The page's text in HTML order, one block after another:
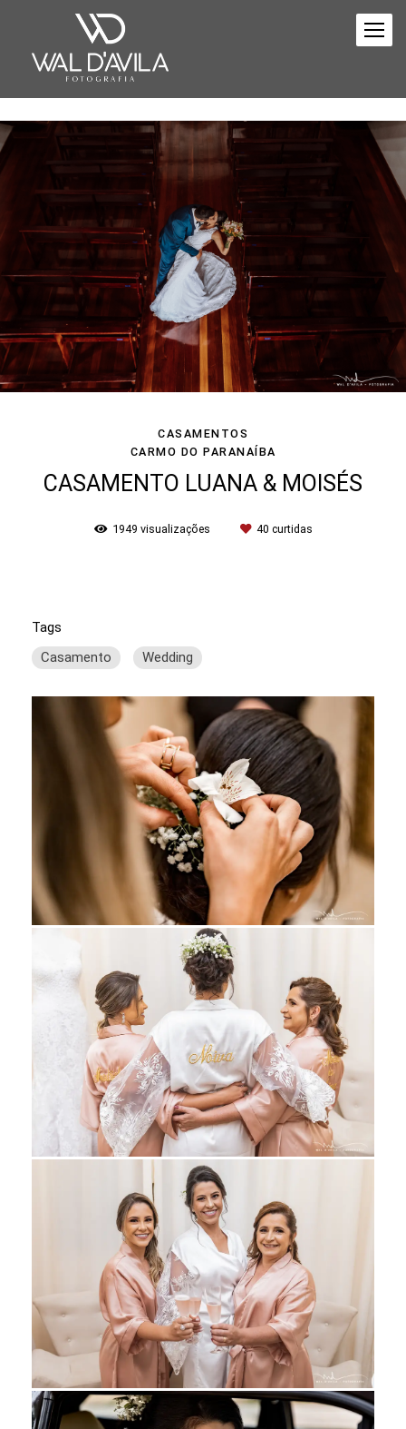
CASAMENTOS
CARMO DO PARANAÍBA
CASAMENTO LUANA & MOISÉS
1949 visualizações 40 curtidas
Tags
Casamento
Wedding